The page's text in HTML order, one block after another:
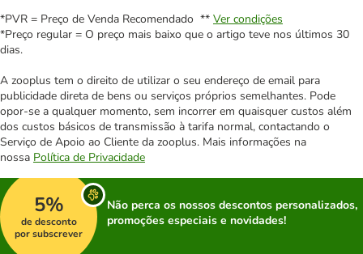
*PVR = Preço de Venda Recomendado ** Ver condições
*Preço regular = O preço mais baixo que o artigo teve nos últimos 30
dias.
A zooplus tem o direito de utilizar o seu endereço de email para
publicidade direta de bens ou serviços próprios semelhantes. Pode
opor-se a qualquer momento, sem incorrer em quaisquer custos além
dos custos básicos de transmissão à tarifa normal, contactando o
Serviço de Apoio ao Cliente da zooplus. Mais informações na
nossa Política de Privacidade
5%
de desconto
por subscrever
Não perca os nossos descontos personalizados,
promoções especiais e novidades!